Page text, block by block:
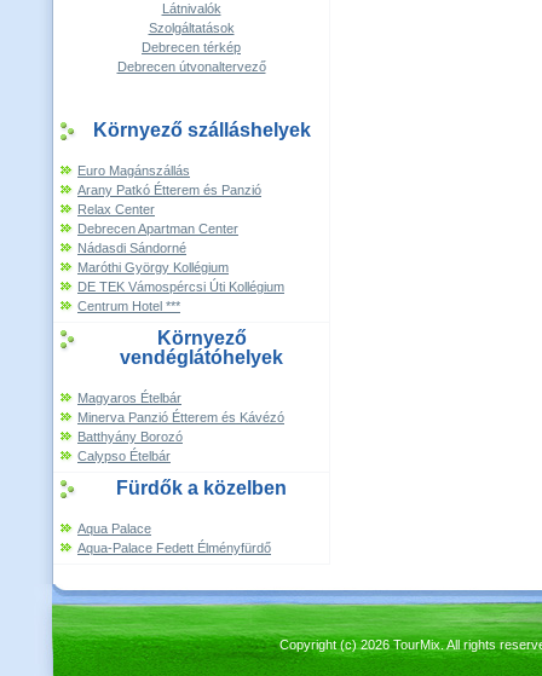
Látnivalók
Szolgáltatások
Debrecen térkép
Debrecen útvonaltervező
Környező szálláshelyek
Euro Magánszállás
Arany Patkó Étterem és Panzió
Relax Center
Debrecen Apartman Center
Nádasdi Sándorné
Maróthi György Kollégium
DE TEK Vámospércsi Úti Kollégium
Centrum Hotel ***
Környező
vendéglátóhelyek
Magyaros Ételbár
Minerva Panzió Étterem és Kávézó
Batthyány Borozó
Calypso Ételbár
Fürdők a közelben
Aqua Palace
Aqua-Palace Fedett Élményfürdő
Copyright (c) 2026 TourMix. All rights